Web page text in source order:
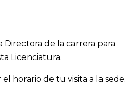
Directora de la carrera para
Licenciatura.
horario de tu visita a la sede.